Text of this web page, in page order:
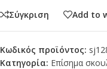
Σύγκριση Add to
Κωδικός προϊόντος:
Κατηγορία: Επίσημα